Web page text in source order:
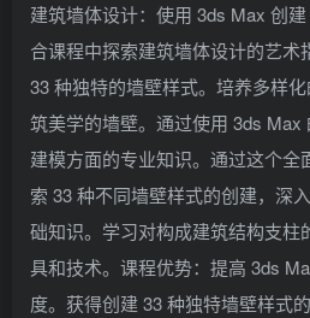
建筑墙体设计：使用 3ds Max 创
合课程中探索建筑墙体设计的艺术
33 种独特的墙壁样式。培养多样
筑美学的墙壁。通过使用 3ds
建模方面的专业知识。通过这个全
索 33 种不同墙壁样式的创建，深
础知识。学习对构成建筑结构支柱
具和技术。课程优势：提高 3ds
度。获得创建 33 种独特墙壁样式